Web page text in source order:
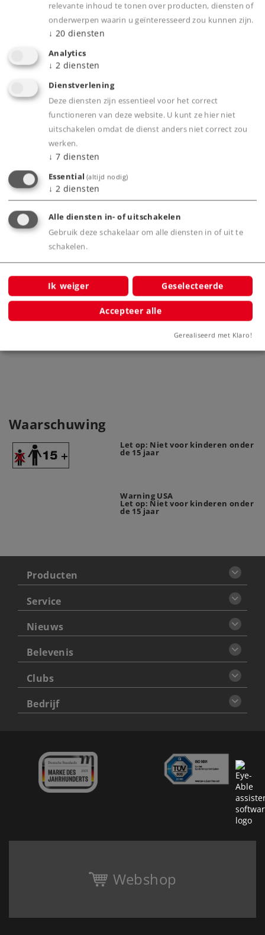
Product
Productinfo
Bijbehorende producten
Stoomlocomotief type 75.4
Waarschuwing
Let op: Niet voor kinderen onder
de 15 jaar
Warning USA
Let op: Niet voor kinderen onder
de 15 jaar
Producten
Service
Nieuws
Belevenis
Clubs
Bedrijf
Webshop
relevante inhoud te tonen over producten, diensten of
onderwerpen waarin u geïnteresseerd zou kunnen zijn.
↓ 20 diensten
Analytics
↓ 2 diensten
Dienstverlening
Deze diensten zijn essentieel voor het correct
functioneren van deze website. U kunt ze hier niet
uitschakelen omdat de dienst anders niet correct zou
werken.
↓ 7 diensten
Essential (altijd nodig)
↓ 2 diensten
Alle diensten in- of uitschakelen
Gebruik deze schakelaar om alle diensten in of uit te
schakelen.
Ik weiger Geselecteerde
Accepteer alle
Gerealiseerd met Klaro!